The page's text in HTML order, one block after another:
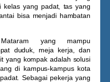
kelas yang padat, tas yang
bisa menjadi hambatan
yang mampu
duduk, meja kerja, dan
yang kompak adalah solusi
di kampus-kampus kota
Sebagai pekerja yang